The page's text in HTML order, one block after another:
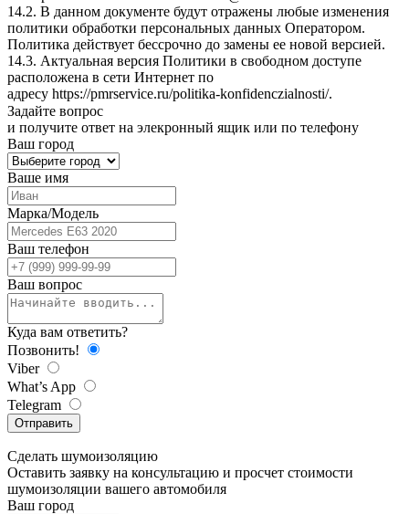
14.2. В данном документе будут отражены любые изменения
политики обработки персональных данных Оператором.
Политика действует бессрочно до замены ее новой версией.
14.3. Актуальная версия Политики в свободном доступе
расположена в сети Интернет по
адресу https://pmrservice.ru/politika-konfidenczialnosti/.
Задайте вопрос
и получите ответ на элекронный ящик или по телефону
Ваш город
Ваше имя
Марка/Модель
Ваш телефон
Ваш вопрос
Куда вам ответить?
Позвонить!
Viber
What’s App
Telegram
Отправить
Сделать шумоизоляцию
Оставить заявку на консультацию и просчет стоимости
шумоизоляции вашего автомобиля
Ваш город